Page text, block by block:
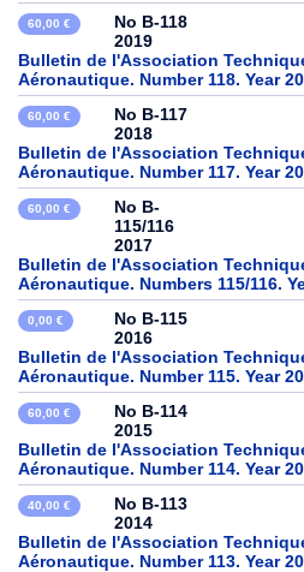
60,00 €
No B-118
2019
Bulletin de l'Association
Aéronautique. Number 118. Year
60,00 €
No B-117
2018
Bulletin de l'Association
Aéronautique. Number 117. Year
60,00 €
No B-
115/116
2017
Bulletin de l'Association
Aéronautique. Numbers 115/116.
0,00 €
No B-115
2016
Bulletin de l'Association
Aéronautique. Number 115. Year
60,00 €
No B-114
2015
Bulletin de l'Association
Aéronautique. Number 114. Year
40,00 €
No B-113
2014
Bulletin de l'Association
Aéronautique. Number 113. Year